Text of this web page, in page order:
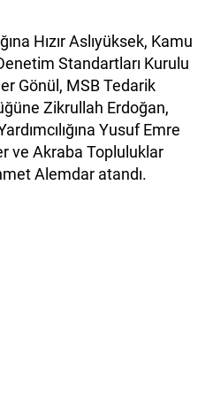
Hızır Aslıyüksek, Kamu
Standartları Kurulu
Gönül, MSB Tedarik
Zikrullah Erdoğan,
Yusuf Emre
ve Akraba Topluluklar
Alemdar atandı.